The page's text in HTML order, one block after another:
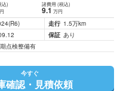
込) 諸費用 (税込)
9.1 万円
(R6) 走行 1.5万km
保証 あり
点検整備有
今すぐ
確認・見積依頼